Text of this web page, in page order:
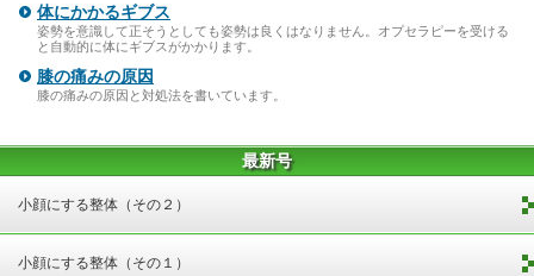
体にかかるギブス
姿勢を意識して正そうとしても姿勢は良くはなりません。オプセラピーを受ける
と自動的に体にギブスがかかります。
膝の痛みの原因
膝の痛みの原因と対処法を書いています。
最新号
小顔にする整体（その２）
小顔にする整体（その１）